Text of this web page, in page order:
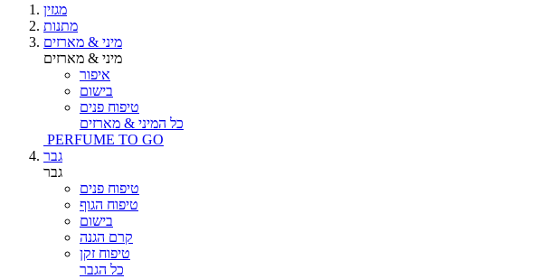
מגזין
מתנות
מיני & מארזים
מיני & מארזים
איפור
בישום
טיפוח פנים
כל המיני & מארזים
PERFUME TO GO
גבר
גבר
טיפוח פנים
טיפוח הגוף
בישום
קרם הגנה
טיפוח זקן
כל הגבר